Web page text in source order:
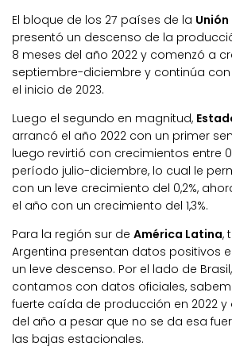
El bloque de los 27 países de la Unión
presentó un descenso de la
8 meses del año 2022 y comenzó a
septiembre-diciembre y continúa
el inicio de 2023.
Luego el segundo en magnitud,
arrancó el año 2022 con un primer
luego revirtió con crecimientos entre
período julio-diciembre, lo cual le
con un leve crecimiento del 0,2%,
el año con un crecimiento del 1,3%.
Para la región sur de América Latina,
Argentina presentan datos positivos
un leve descenso. Por el lado de
contamos con datos oficiales,
fuerte caída de producción en 2022 y
del año a pesar que no se da esa
las bajas estacionales.